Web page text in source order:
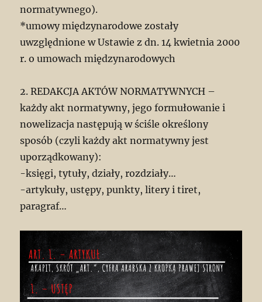
normatywnego).
*umowy międzynarodowe zostały
uwzględnione w Ustawie z dn. 14 kwietnia 2000
r. o umowach międzynarodowych
2. REDAKCJA AKTÓW NORMATYWNYCH –
każdy akt normatywny, jego formułowanie i
nowelizacja następują w ściśle określony
sposób (czyli każdy akt normatywny jest
uporządkowany):
-księgi, tytuły, działy, rozdziały…
-artykuły, ustępy, punkty, litery i tiret,
paragraf…